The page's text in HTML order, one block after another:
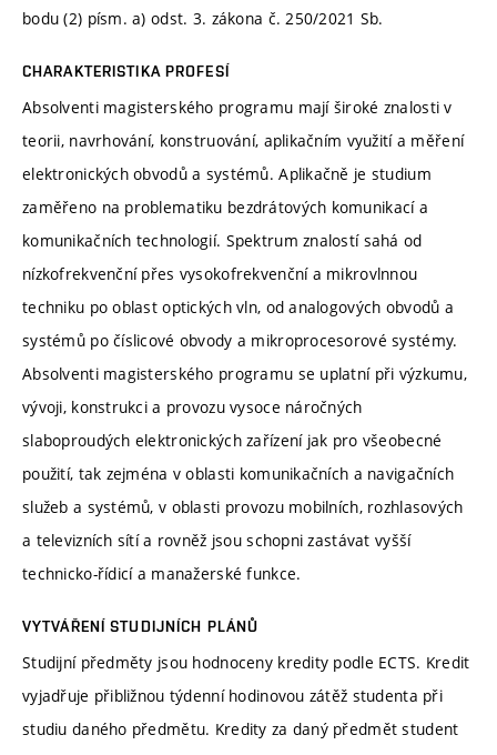
bodu (2) písm. a) odst. 3. zákona č. 250/2021 Sb.
CHARAKTERISTIKA PROFESÍ
Absolventi magisterského programu mají široké znalosti v
teorii, navrhování, konstruování, aplikačním využití a měření
elektronických obvodů a systémů. Aplikačně je studium
zaměřeno na problematiku bezdrátových komunikací a
komunikačních technologií. Spektrum znalostí sahá od
nízkofrekvenční přes vysokofrekvenční a mikrovlnnou
techniku po oblast optických vln, od analogových obvodů a
systémů po číslicové obvody a mikroprocesorové systémy.
Absolventi magisterského programu se uplatní při výzkumu,
vývoji, konstrukci a provozu vysoce náročných
slaboproudých elektronických zařízení jak pro všeobecné
použití, tak zejména v oblasti komunikačních a navigačních
služeb a systémů, v oblasti provozu mobilních, rozhlasových
a televizních sítí a rovněž jsou schopni zastávat vyšší
technicko-řídicí a manažerské funkce.
VYTVÁŘENÍ STUDIJNÍCH PLÁNŮ
Studijní předměty jsou hodnoceny kredity podle ECTS. Kredit
vyjadřuje přibližnou týdenní hodinovou zátěž studenta při
studiu daného předmětu. Kredity za daný předmět student